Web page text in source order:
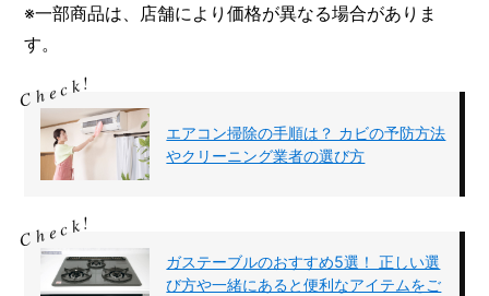
※一部商品は、店舗により価格が異なる場合がありま
す。
エアコン掃除の手順は？ カビの予防方法
やクリーニング業者の選び方
ガステーブルのおすすめ5選！ 正しい選
び方や一緒にあると便利なアイテムをご